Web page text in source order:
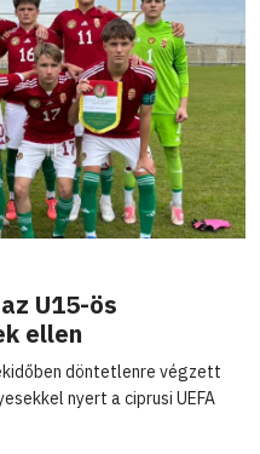
U15-ös
ellen
döntetlenre végzett
nyert a ciprusi UEFA